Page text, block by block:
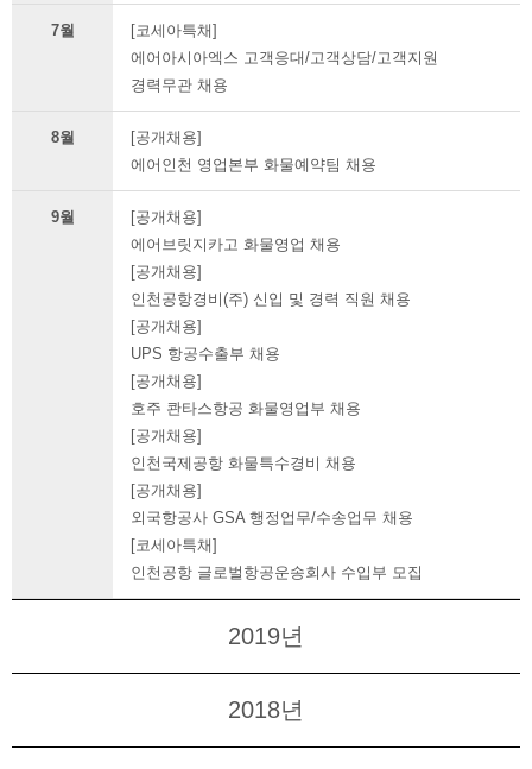
7월
[코세아특채]
에어아시아엑스 고객응대/고객상담/고객지원
경력무관 채용
8월
[공개채용]
에어인천 영업본부 화물예약팀 채용
9월
[공개채용]
에어브릿지카고 화물영업 채용
[공개채용]
인천공항경비(주) 신입 및 경력 직원 채용
[공개채용]
UPS 항공수출부 채용
[공개채용]
호주 콴타스항공 화물영업부 채용
[공개채용]
인천국제공항 화물특수경비 채용
[공개채용]
외국항공사 GSA 행정업무/수송업무 채용
[코세아특채]
인천공항 글로벌항공운송회사 수입부 모집
2019년
2018년